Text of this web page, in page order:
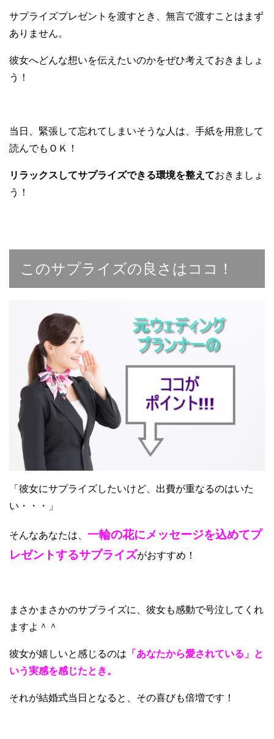
サプライズプレゼントを渡すとき、無言で渡すことはまず
ありません。
彼女へどんな想いを伝えたいのかをぜひ考えておきましょ
う！
当日、緊張して忘れてしまいそうな人は、手紙を用意して
読んでもＯＫ！
リラックスしてサプライズできる環境を整えておきましょ
う！
このサプライズの良さはココ！
「彼女にサプライズしたいけど、出費が重なるのはいた
い・・・」
そんなあなたは、 一輪の花にメッセージを込めてプ
レゼントするサプライズがおすすめ！
まさかまさかのサプライズに、彼女も感動で号泣してくれ
ますよ＾＾
彼女が嬉しいと感じるのは 「あなたから愛されている」と
いう実感を感じたとき。
それが結婚式当日となると、その喜びも倍増です！